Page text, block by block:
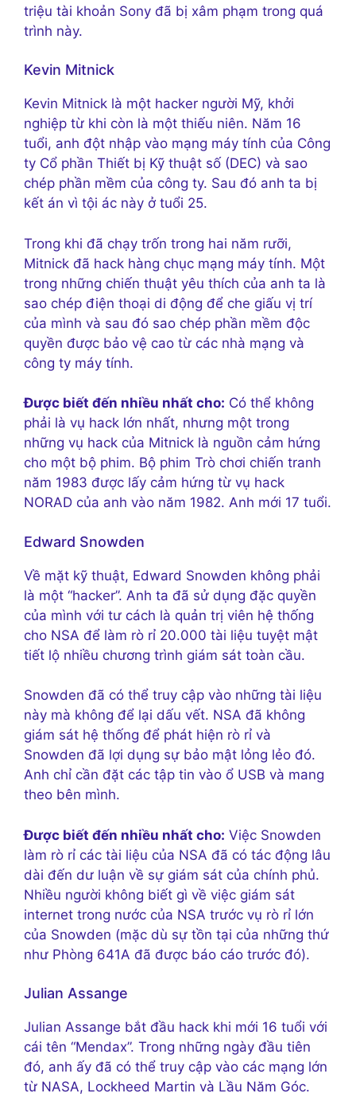
triệu tài khoản Sony đã bị xâm phạm trong quá
trình này.
Kevin Mitnick
Kevin Mitnick là một hacker người Mỹ, khởi
nghiệp từ khi còn là một thiếu niên. Năm 16
tuổi, anh đột nhập vào mạng máy tính của Công
ty Cổ phần Thiết bị Kỹ thuật số (DEC) và sao
chép phần mềm của công ty. Sau đó anh ta bị
kết án vì tội ác này ở tuổi 25.
Trong khi đã chạy trốn trong hai năm rưỡi,
Mitnick đã hack hàng chục mạng máy tính. Một
trong những chiến thuật yêu thích của anh ta là
sao chép điện thoại di động để che giấu vị trí
của mình và sau đó sao chép phần mềm độc
quyền được bảo vệ cao từ các nhà mạng và
công ty máy tính.
Được biết đến nhiều nhất cho: Có thể không
phải là vụ hack lớn nhất, nhưng một trong
những vụ hack của Mitnick là nguồn cảm hứng
cho một bộ phim. Bộ phim Trò chơi chiến tranh
năm 1983 được lấy cảm hứng từ vụ hack
NORAD của anh vào năm 1982. Anh mới 17 tuổi.
Edward Snowden
Về mặt kỹ thuật, Edward Snowden không phải
là một “hacker”. Anh ta đã sử dụng đặc quyền
của mình với tư cách là quản trị viên hệ thống
cho NSA để làm rò rỉ 20.000 tài liệu tuyệt mật
tiết lộ nhiều chương trình giám sát toàn cầu.
Snowden đã có thể truy cập vào những tài liệu
này mà không để lại dấu vết. NSA đã không
giám sát hệ thống để phát hiện rò rỉ và
Snowden đã lợi dụng sự bảo mật lỏng lẻo đó.
Anh chỉ cần đặt các tập tin vào ổ USB và mang
theo bên mình.
Được biết đến nhiều nhất cho: Việc Snowden
làm rò rỉ các tài liệu của NSA đã có tác động lâu
dài đến dư luận về sự giám sát của chính phủ.
Nhiều người không biết gì về việc giám sát
internet trong nước của NSA trước vụ rò rỉ lớn
của Snowden (mặc dù sự tồn tại của những thứ
như Phòng 641A đã được báo cáo trước đó).
Julian Assange
Julian Assange bắt đầu hack khi mới 16 tuổi với
cái tên “Mendax”. Trong những ngày đầu tiên
đó, anh ấy đã có thể truy cập vào các mạng lớn
từ NASA, Lockheed Martin và Lầu Năm Góc.